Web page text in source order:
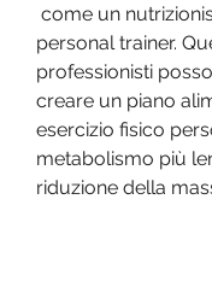
personal trainer.
professionisti
creare un piano
esercizio fisico
metabolismo più
riduzione della